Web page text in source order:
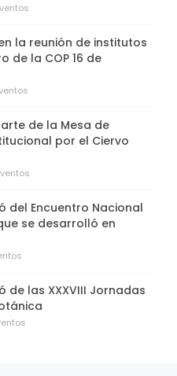
la reunión de institutos
de la COP 16 de
de la Mesa de
por el Ciervo
del Encuentro Nacional
se desarrolló en
de las XXXVIII Jornadas